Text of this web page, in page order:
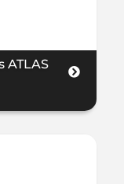
ATLAS